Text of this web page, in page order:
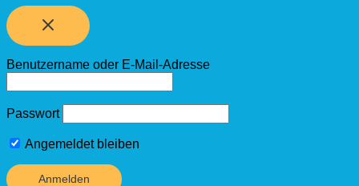
Benutzername oder E-Mail-Adresse
Passwort
Angemeldet bleiben